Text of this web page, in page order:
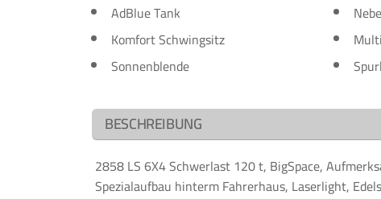
AdBlue Tank
Komfort Schwingsitz
Sonnenblende
BESCHREIBUNG
2858 LS 6X4 Schwerlast 120 t, BigSpace,
Spezialaufbau hinterm Fahrerhaus, Laserlight,